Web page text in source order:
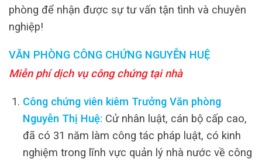
phòng để nhận được sự tư vấn tận tình và chuyên
nghiệp!
VĂN PHÒNG CÔNG CHỨNG NGUYỄN HUỆ
Miễn phí dịch vụ công chứng tại nhà
Công chứng viên kiêm Trưởng Văn phòng
Nguyễn Thị Huệ: Cử nhân luật, cán bộ cấp cao,
đã có 31 năm làm công tác pháp luật, có kinh
nghiệm trong lĩnh vực quản lý nhà nước về công